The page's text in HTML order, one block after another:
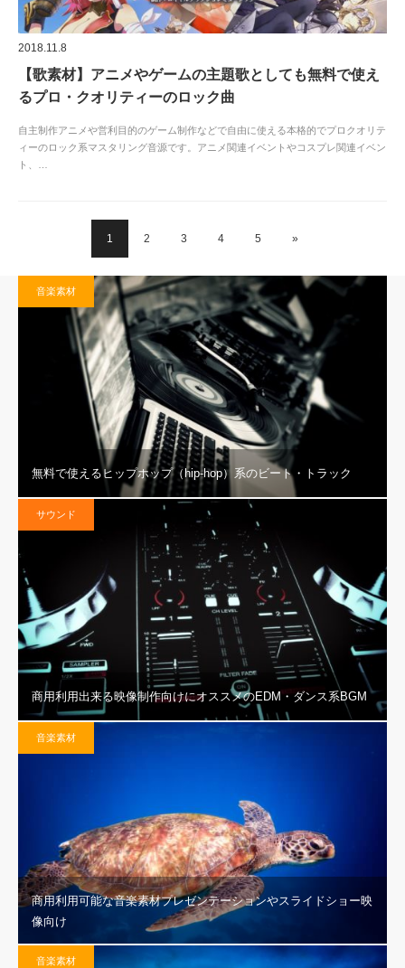
2018.11.8
【歌素材】アニメやゲームの主題歌としても無料で使え
るプロ・クオリティーのロック曲
自主制作アニメや営利目的のゲーム制作などで自由に使える本格的でプロクオリテ
ィーのロック系マスタリング音源です。アニメ関連イベントやコスプレ関連イベン
ト、…
1 2 3 4 5 »
音楽素材
無料で使えるヒップホップ（hip-hop）系のビート・トラック
サウンド
商用利用出来る映像制作向けにオススメのEDM・ダンス系BGM
音楽素材
商用利用可能な音楽素材プレゼンテーションやスライドショー映
像向け
音楽素材